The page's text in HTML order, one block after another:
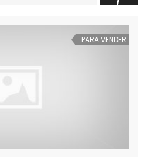
PARA VENDER